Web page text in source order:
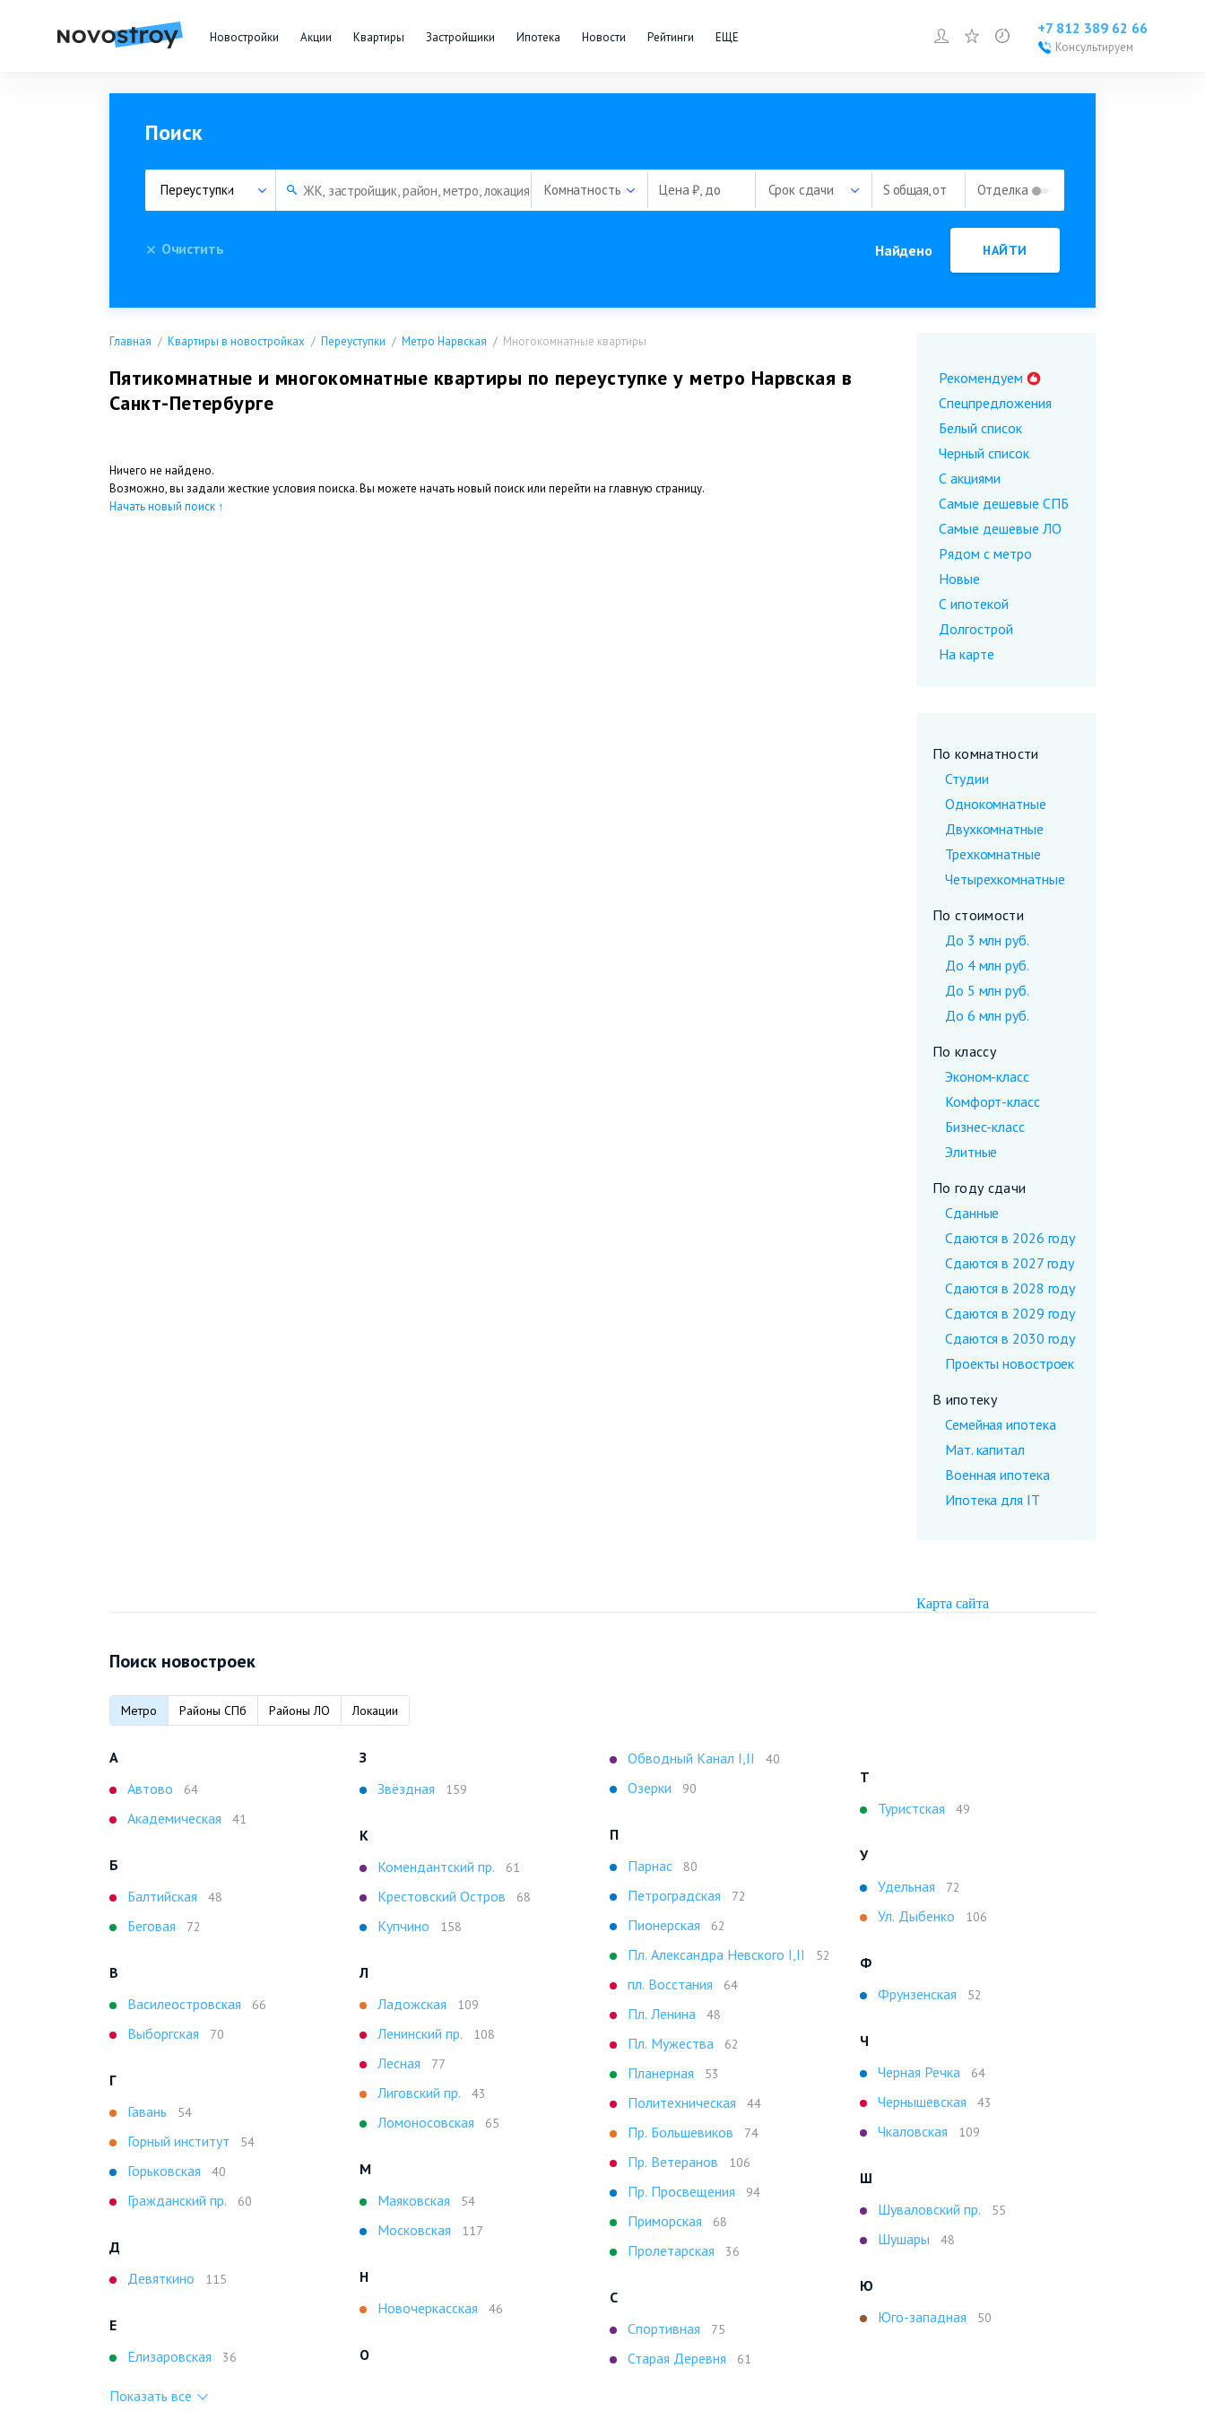
Новостройки Акции Квартиры Застройщики Ипотека Новости Рейтинги ЕЩЕ Войти или зарегистрироваться
зарегистрироваться
ИзбранноеПросмотренное
+7 812 389 62 66
Консультируем
Поиск
Переуступки Комнатность Цена ₽, до Срок сдачи S общая, от Отделка
Очистить Найдено НАЙТИ
Рекомендуем
Спецпредложения
Белый список
Черный список
С акциями
Самые дешевые CПБ
Самые дешевые ЛО
Рядом с метро
Новые
С ипотекой
Долгострой
На карте
По комнатности
Студии
Однокомнатные
Двухкомнатные
Трехкомнатные
Четырехкомнатные
По стоимости
До 3 млн руб.
До 4 млн руб.
До 5 млн руб.
До 6 млн руб.
По классу
Эконом-класс
Комфорт-класс
Бизнес-класс
Элитные
По году сдачи
Сданные
Сдаются в 2026 году
Сдаются в 2027 году
Сдаются в 2028 году
Сдаются в 2029 году
Сдаются в 2030 году
Проекты новостроек
В ипотеку
Семейная ипотека
Мат. капитал
Военная ипотека
Ипотека для IT
Карта сайта
Главная Квартиры в новостройках Переуступки Метро Нарвская Многокомнатные квартиры
Пятикомнатные и многокомнатные квартиры по переуступке у метро Нарвская в
Санкт-Петербурге
Ничего не найдено.
Возможно, вы задали жесткие условия поиска. Вы можете начать новый поиск или перейти на главную страницу.
Начать новый поиск ↑
Поиск новостроек
Метро Районы СПб Районы ЛО Локации
А
Автово
64
Академическая 41
Б
Балтийская
48
Беговая 72
В
Василеостровская
66
Выборгская 70
Г
Гавань
54
Горный институт 54
Горьковская 40
Гражданский пр. 60
Д
Девяткино
115
Е
Елизаровская
36
З
Звёздная
159
К
Комендантский пр.
61
Крестовский Остров 68
Купчино 158
Л
Ладожская
109
Ленинский пр. 108
Лесная 77
Лиговский пр. 43
Ломоносовская 65
М
Маяковская
54
Московская 117
Н
Новочеркасская
46
О
Обводный Канал I,II 40
Озерки 90
П
Парнас
80
Петроградская 72
Пионерская 62
Пл. Александра Невского I,II 52
пл. Восстания 64
Пл. Ленина 48
Пл. Мужества 62
Планерная 53
Политехническая 44
Пр. Большевиков 74
Пр. Ветеранов 106
Пр. Просвещения 94
Приморская 68
Пролетарская 36
С
Спортивная
75
Старая Деревня 61
Т
Туристская
49
У
Удельная
72
Ул. Дыбенко 106
Ф
Фрунзенская
52
Ч
Черная Речка
64
Чернышевская 43
Чкаловская 109
Ш
Шуваловский пр.
55
Шушары 48
Ю
Юго-западная
50
Показать все